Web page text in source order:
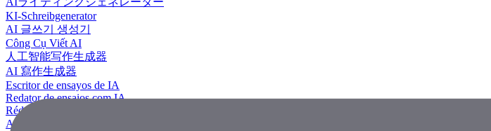
KI-Schreibgenerator
AI 글쓰기 생성기
Công Cụ Viết AI
人工智能写作生成器
AI 寫作生成器
Escritor de ensayos de IA
Redator de ensaios com IA
Rédacteur d'essais IA
AIエッセイライター